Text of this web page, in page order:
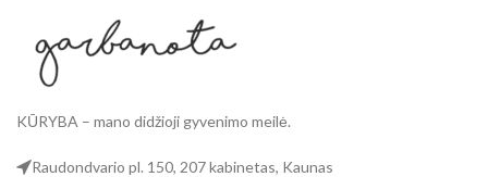
KŪRYBA – mano didžioji gyvenimo meilė.
Raudondvario pl. 150, 207 kabinetas, Kaunas